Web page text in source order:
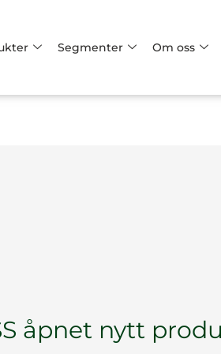
Segmenter Om oss
åpnet nytt